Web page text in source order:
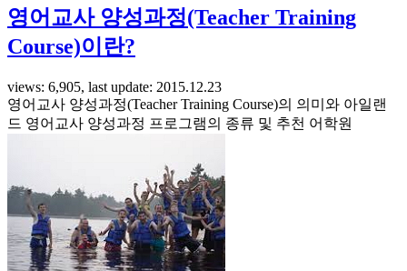
영어교사 양성과정(Teacher Training
Course)이란?
views: 6,905, last update: 2015.12.23
영어교사 양성과정(Teacher Training Course)의 의미와 아일랜
드 영어교사 양성과정 프로그램의 종류 및 추천 어학원